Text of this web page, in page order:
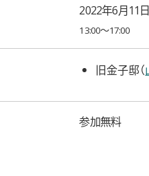
2022年6月11日
13:00〜17:00
旧金子邸（
参加無料